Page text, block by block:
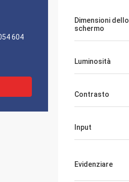
604
Dimensioni dello
schermo
Luminosità
Contrasto
Input
Evidenziare